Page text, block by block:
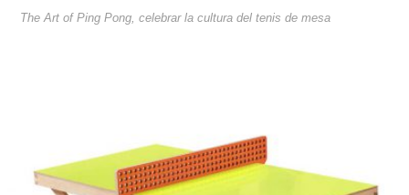
The Art of Ping Pong, celebrar la cultura del tenis de mesa